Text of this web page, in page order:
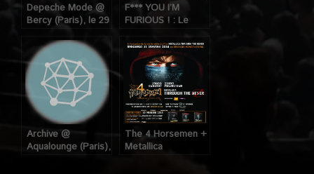
Depeche Mode @
Bercy (Paris), le 29
Janvier 2014
F*** YOU I’M
FURIOUS ! : Le
Diktat + Niveau
Zero + Plan Nine
@ La Miroiterie
(Paris), le 16
Janvier 2009
Archive @
Aqualounge (Paris),
The 4 Horsemen +
Metallica